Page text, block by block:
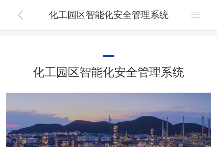
 化工园区智能化安全管理系统 
化工园区智能化安全管理系统